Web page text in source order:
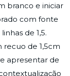
branco e iniciar
com fonte
de 1,5.
recuo de 1,5cm
apresentar de